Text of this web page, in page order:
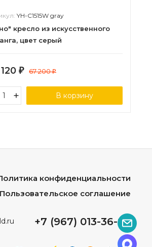
YH-C1515W gray
кресло из искусственного
цвет серый
₽ 67 200₽
В корзину
конфиденциальности
Пользовательское соглашение
+7 (967) 013-36-96